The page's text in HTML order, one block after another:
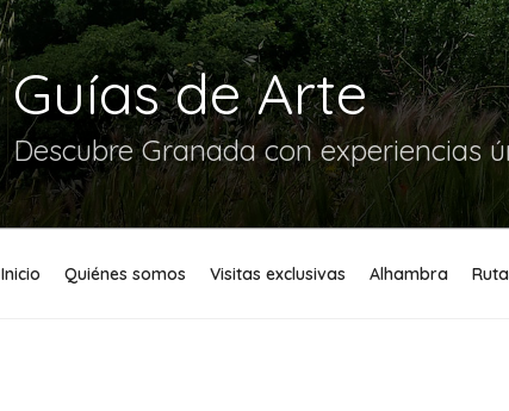
Guías de Arte
Descubre Granada con experiencias
Inicio Quiénes somos Visitas exclusivas Alhambra